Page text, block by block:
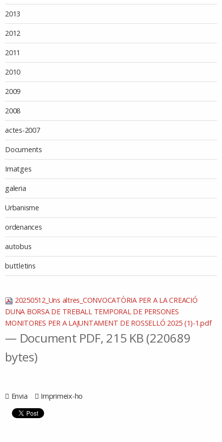
2013
2012
2011
2010
2009
2008
actes-2007
Documents
Imatges
galeria
Urbanisme
ordenances
autobus
buttletins
20250512_Uns altres_CONVOCATÒRIA PER A LA CREACIÓ
DUNA BORSA DE TREBALL TEMPORAL DE PERSONES
MONITORES PER A LAJUNTAMENT DE ROSSELLÓ 2025 (1)-1.pdf
— Document PDF, 215 KB (220689
bytes)
Envia Imprimeix-ho